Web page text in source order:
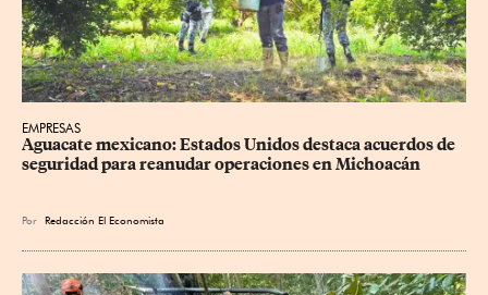
EMPRESAS
Aguacate mexicano: Estados Unidos destaca acuerdos de
seguridad para reanudar operaciones en Michoacán
Por Redacción El Economista